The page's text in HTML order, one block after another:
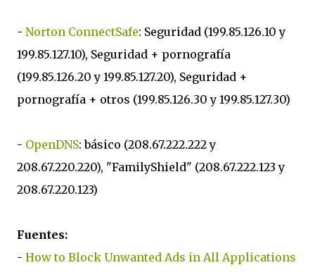
- Norton ConnectSafe: Seguridad (199.85.126.10 y
199.85.127.10), Seguridad + pornografía
(199.85.126.20 y 199.85.127.20), Seguridad +
pornografía + otros (199.85.126.30 y 199.85.127.30)
- OpenDNS: básico (208.67.222.222 y
208.67.220.220), "FamilyShield" (208.67.222.123 y
208.67.220.123)
Fuentes:
- How to Block Unwanted Ads in All Applications